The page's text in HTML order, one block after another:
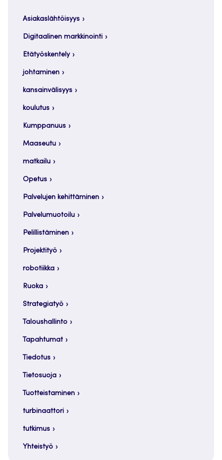
Asiakaslähtöisyys
Digitaalinen markkinointi
Etätyöskentely
johtaminen
kansainvälisyys
koulutus
Kumppanuus
Maaseutu
matkailu
Opetus
Palvelujen kehittäminen
Palvelumuotoilu
Pelillistäminen
Projektityö
robotiikka
Ruoka
Strategiatyö
Taloushallinto
Tapahtumat
Tiedotus
Tietosuoja
Tuotteistaminen
turbinaattori
tutkimus
Yhteistyö